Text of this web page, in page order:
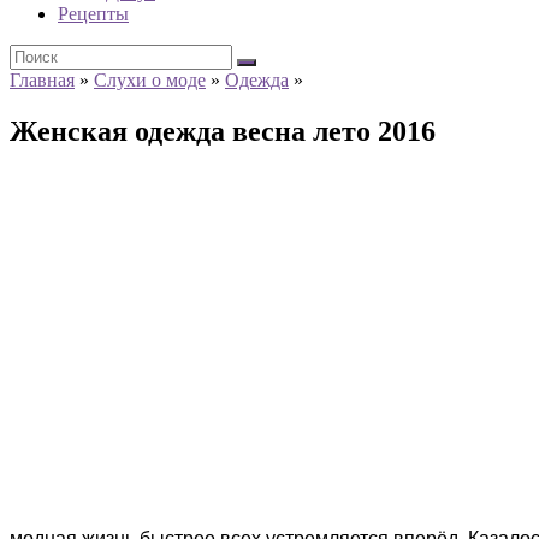
Рецепты
Главная » Слухи о моде » Одежда »
Женская одежда весна лето 2016